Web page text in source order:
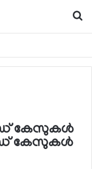
കേസുകള്‍
കേസുകള്‍